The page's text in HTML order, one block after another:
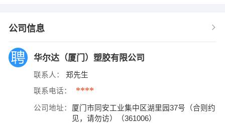
公司信息
华尔达（厦门）塑胶有限公司
联系人： 郑先生
联系电话： ****
公司地址：
厦门市同安工业集中区湖里园37号（合则约
见，请勿访）（361006）